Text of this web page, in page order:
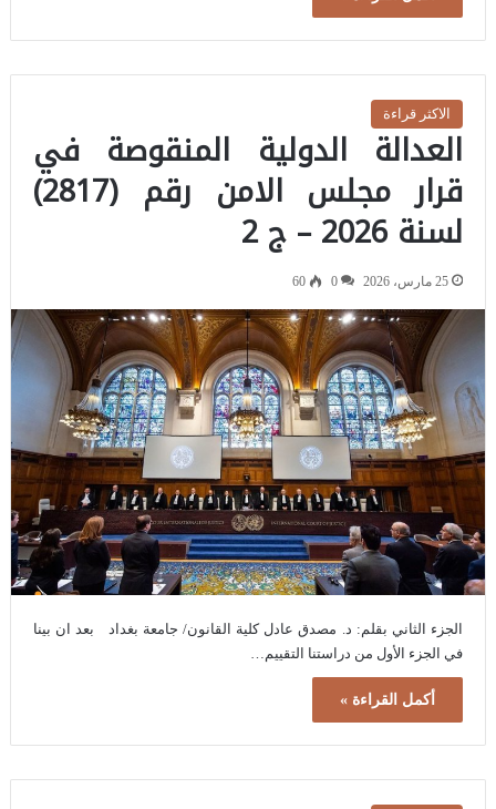
الاكثر قراءة
العدالة الدولية المنقوصة في
قرار مجلس الامن رقم (2817)
لسنة 2026 – ج 2
25 مارس، 2026 0
60
الجزء الثاني بقلم: د. مصدق عادل كلية القانون/ جامعة بغداد بعد ان بينا
في الجزء الأول من دراستنا التقييم…
أكمل القراءة »